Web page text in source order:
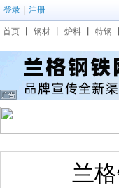
登录 注册
首页 钢材 炉料 特钢
兰